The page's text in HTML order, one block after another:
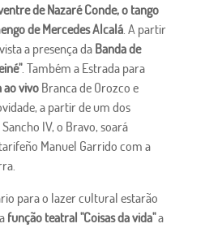
de Nazaré Conde, o tango
de Mercedes Alcalá. A partir
a presença daBanda de
. Também a Estrada para
vivo Branca de Orozco e
a partir de um dos
IV, o Bravo, soará
Manuel Garrido com a
para o lazer cultural estarão
função teatral "Coisas da vida"a